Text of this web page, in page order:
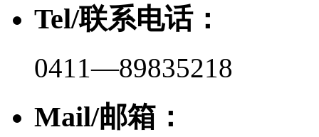
Tel/联系电话：
0411—89835218
Mail/邮箱：